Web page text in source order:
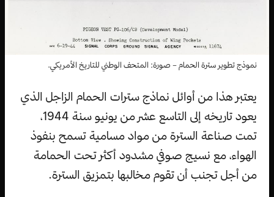
نموذج تطوير سترة الحمام – صورة: المتحف الوطني للتاريخ الأمريكي.
يعتبر هذا من أوائل نماذج سترات الحمام الزاجل الذي
يعود تاريخه إلى التاسع عشر من يونيو سنة 1944،
تمت صناعة السترة من مواد مسامية تسمح بنفوذ
الهواء، مع نسيج صوفي مشدود أكثر تحت الحمامة
من أجل تجنب أن تقوم مخالبها بتمزيق السترة.